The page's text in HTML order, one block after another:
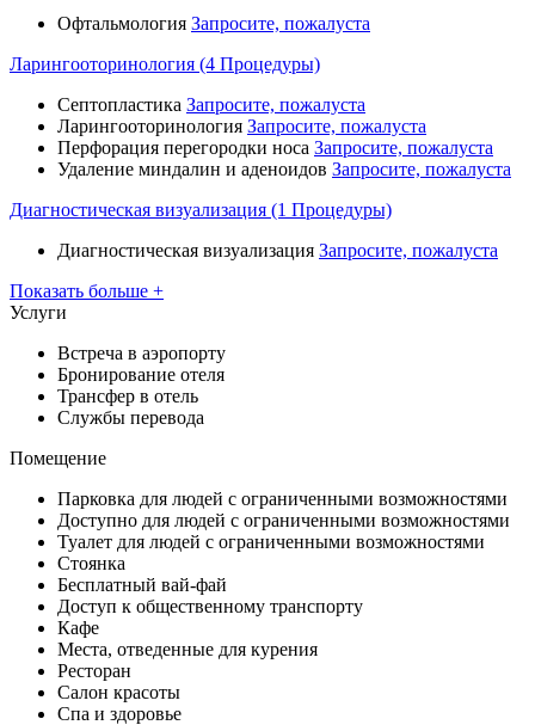
Офтальмология Запросите, пожалуста
Ларингооторинология (4 Процедуры)
Септопластика Запросите, пожалуста
Ларингооторинология Запросите, пожалуста
Перфорация перегородки носа Запросите, пожалуста
Удаление миндалин и аденоидов Запросите, пожалуста
Диагностическая визуализация (1 Процедуры)
Диагностическая визуализация Запросите, пожалуста
Показать больше +
Услуги
Встреча в аэропорту
Бронирование отеля
Трансфер в отель
Службы перевода
Помещение
Парковка для людей с ограниченными возможностями
Доступно для людей с ограниченными возможностями
Туалет для людей с ограниченными возможностями
Стоянка
Бесплатный вай-фай
Доступ к общественному транспорту
Кафе
Места, отведенные для курения
Ресторан
Салон красоты
Спа и здоровье